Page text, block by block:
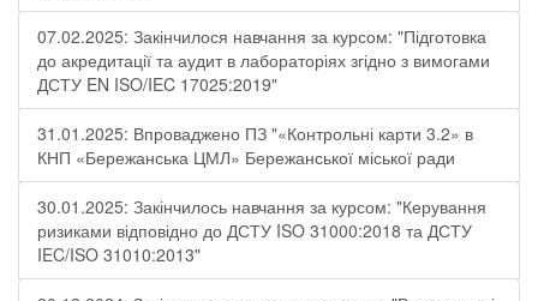
07.02.2025: Закінчилося навчання за курсом: "Підготовка
до акредитації та аудит в лабораторіях згідно з вимогами
ДСТУ EN ISO/IEC 17025:2019"
31.01.2025: Впроваджено ПЗ "«Контрольні карти 3.2» в
КНП «Бережанська ЦМЛ» Бережанської міської ради
30.01.2025: Закінчилось навчання за курсом: "Керування
ризиками відповідно до ДСТУ ISO 31000:2018 та ДСТУ
IEC/ISO 31010:2013"